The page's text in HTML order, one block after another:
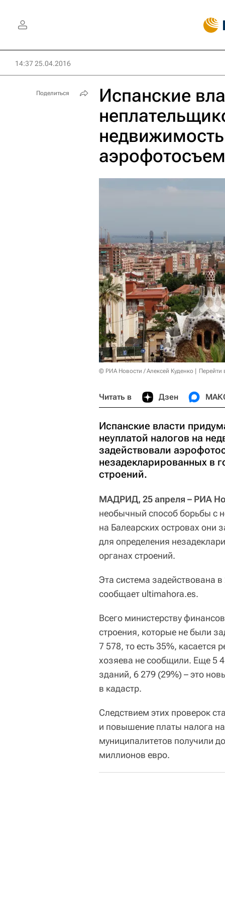
14:37 25.04.2016
Испанские
© РИА Новости / Алексей Куденко Перейти
Читать в Дзен
Испанские власти
неуплатой налогов на
задействовали
незадекларированных в
строений.
МАДРИД, 25 апреля – РИА
необычный способ борьбы с
на Балеарских островах они
для определения
органах строений.
Эта система задействована
сообщает ultimahora.es.
Всего министерству
строения, которые не были
7 578, то есть 35%, касается
хозяева не сообщили. Еще 5
зданий, 6 279 (29%) – это
в кадастр.
Следствием этих проверок
и повышение платы налога
муниципалитетов получили
миллионов евро.
Поделиться